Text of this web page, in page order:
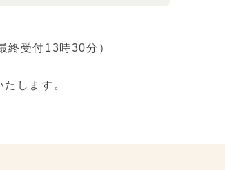
受付13時30分）
します。